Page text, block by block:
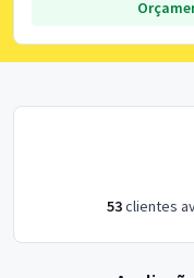
53clientes